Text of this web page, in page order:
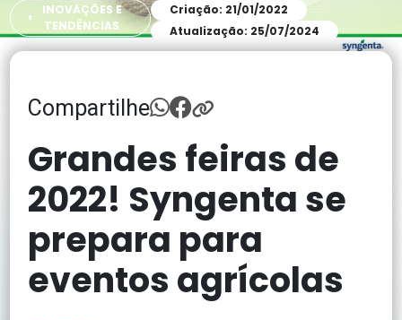
INOVAÇÕES E
TENDÊNCIAS
Criação: 21/01/2022
Atualização: 25/07/2024
Compartilhe
Grandes feiras de
2022! Syngenta se
prepara para
eventos agrícolas